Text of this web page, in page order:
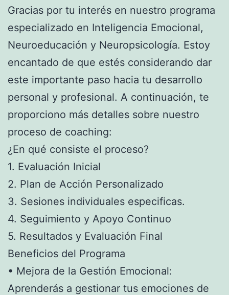
Gracias por tu interés en nuestro programa
especializado en Inteligencia Emocional,
Neuroeducación y Neuropsicología. Estoy
encantado de que estés considerando dar
este importante paso hacia tu desarrollo
personal y profesional. A continuación, te
proporciono más detalles sobre nuestro
proceso de coaching:
¿En qué consiste el proceso?
1. Evaluación Inicial
2. Plan de Acción Personalizado
3. Sesiones individuales especificas.
4. Seguimiento y Apoyo Continuo
5. Resultados y Evaluación Final
Beneficios del Programa
• Mejora de la Gestión Emocional:
Aprenderás a gestionar tus emociones de